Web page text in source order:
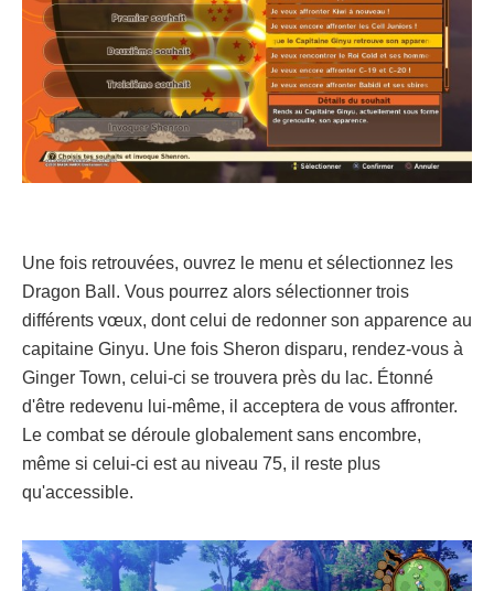
Une fois retrouvées, ouvrez le menu et sélectionnez les
Dragon Ball. Vous pourrez alors sélectionner trois
différents vœux, dont celui de redonner son apparence au
capitaine Ginyu. Une fois Sheron disparu, rendez-vous à
Ginger Town, celui-ci se trouvera près du lac. Étonné
d'être redevenu lui-même, il acceptera de vous affronter.
Le combat se déroule globalement sans encombre,
même si celui-ci est au niveau 75, il reste plus
qu'accessible.